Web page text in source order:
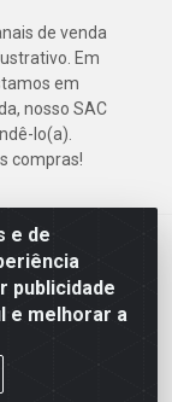
e de
publicidade
e melhorar a
de venda
Em
em
nosso SAC
lo(a).
compras!
de Morais, 2471 -
24.150.377/0003-